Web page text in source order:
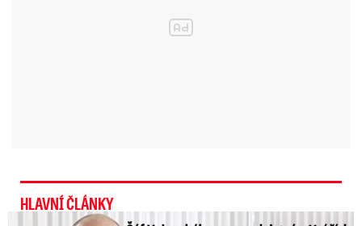
Ve středu budeme atakovat teplotní
zataženo, místy déšť nebo přeháňky, večer na
vrcholcích hor i sněhové. Ranní teploty 6 až 0
HLAVNÍ ČLÁNKY